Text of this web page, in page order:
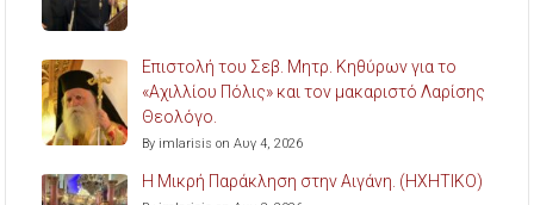
Επιστολή του Σεβ. Μητρ. Κηθύρων για το
«Αχιλλίου Πόλις» και τον μακαριστό Λαρίσης
Θεολόγο.
By imlarisis on Αυγ 4, 2026
Η Μικρή Παράκληση στην Αιγάνη. (ΗΧΗΤΙΚΟ)